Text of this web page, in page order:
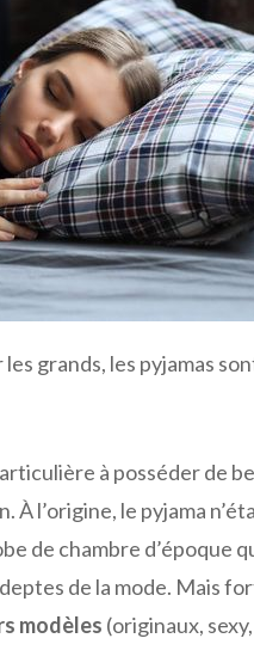
grands, les pyjamas
à posséder de
À l’origine, le pyjama
de chambre d’époque
de la mode. Mais
modèles (originaux,